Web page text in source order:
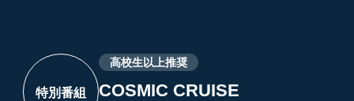
特別番組
高校生以上推奨
COSMIC CRUISE